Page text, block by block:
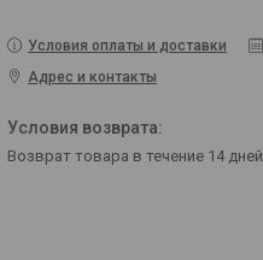
Условия оплаты и доставки
Адрес и контакты
возврат товара в течение 14 дней